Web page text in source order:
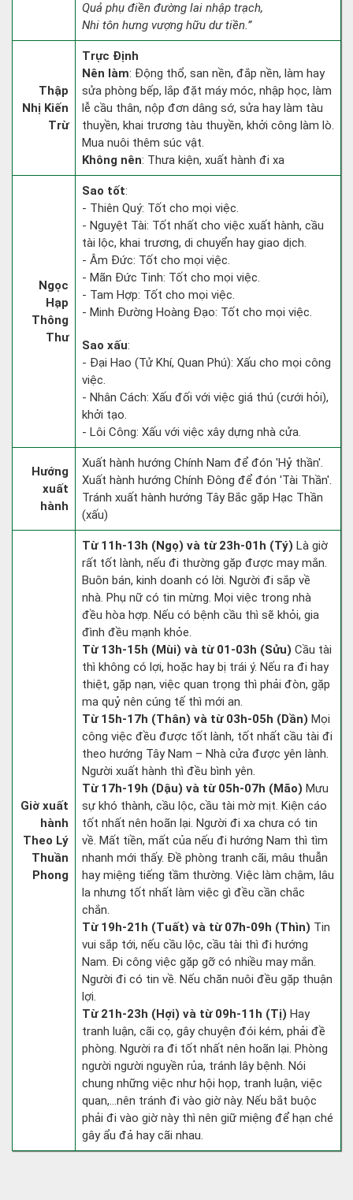
Quả phụ điền đường lai nhập trạch,
Nhi tôn hưng vượng hữu dư tiền.”
Thập
Nhị Kiến
Trừ
Trực Định
Nên làm: Động thổ, san nền, đắp nền, làm hay
sửa phòng bếp, lắp đặt máy móc, nhập học, làm
lễ cầu thân, nộp đơn dâng sớ, sửa hay làm tàu
thuyền, khai trương tàu thuyền, khởi công làm lò.
Mua nuôi thêm súc vật.
Không nên: Thưa kiện, xuất hành đi xa
Ngọc
Hạp
Thông
Thư
Sao tốt:
- Thiên Quý: Tốt cho mọi việc.
- Nguyệt Tài: Tốt nhất cho việc xuất hành, cầu
tài lộc, khai trương, di chuyển hay giao dịch.
- Âm Đức: Tốt cho mọi việc.
- Mãn Đức Tinh: Tốt cho mọi việc.
- Tam Hợp: Tốt cho mọi việc.
- Minh Đường Hoàng Đạo: Tốt cho mọi việc.
Sao xấu:
- Đại Hao (Tử Khí, Quan Phú): Xấu cho mọi công
việc.
- Nhân Cách: Xấu đối với việc giá thú (cưới hỏi),
khởi tạo.
- Lôi Công: Xấu với việc xây dựng nhà cửa.
Hướng
xuất
hành
Xuất hành hướng Chính Nam để đón 'Hỷ thần'.
Xuất hành hướng Chính Đông để đón 'Tài Thần'.
Tránh xuất hành hướng Tây Bắc gặp Hạc Thần
(xấu)
Giờ xuất
hành
Theo Lý
Thuần
Phong
Từ 11h-13h (Ngọ) và từ 23h-01h (Tý) Là giờ
rất tốt lành, nếu đi thường gặp được may mắn.
Buôn bán, kinh doanh có lời. Người đi sắp về
nhà. Phụ nữ có tin mừng. Mọi việc trong nhà
đều hòa hợp. Nếu có bệnh cầu thì sẽ khỏi, gia
đình đều mạnh khỏe.
Từ 13h-15h (Mùi) và từ 01-03h (Sửu) Cầu tài
thì không có lợi, hoặc hay bị trái ý. Nếu ra đi hay
thiệt, gặp nạn, việc quan trọng thì phải đòn, gặp
ma quỷ nên cúng tế thì mới an.
Từ 15h-17h (Thân) và từ 03h-05h (Dần) Mọi
công việc đều được tốt lành, tốt nhất cầu tài đi
theo hướng Tây Nam – Nhà cửa được yên lành.
Người xuất hành thì đều bình yên.
Từ 17h-19h (Dậu) và từ 05h-07h (Mão) Mưu
sự khó thành, cầu lộc, cầu tài mờ mịt. Kiện cáo
tốt nhất nên hoãn lại. Người đi xa chưa có tin
về. Mất tiền, mất của nếu đi hướng Nam thì tìm
nhanh mới thấy. Đề phòng tranh cãi, mâu thuẫn
hay miệng tiếng tầm thường. Việc làm chậm, lâu
la nhưng tốt nhất làm việc gì đều cần chắc
chắn.
Từ 19h-21h (Tuất) và từ 07h-09h (Thìn) Tin
vui sắp tới, nếu cầu lộc, cầu tài thì đi hướng
Nam. Đi công việc gặp gỡ có nhiều may mắn.
Người đi có tin về. Nếu chăn nuôi đều gặp thuận
lợi.
Từ 21h-23h (Hợi) và từ 09h-11h (Tị) Hay
tranh luận, cãi cọ, gây chuyện đói kém, phải đề
phòng. Người ra đi tốt nhất nên hoãn lại. Phòng
người người nguyền rủa, tránh lây bệnh. Nói
chung những việc như hội họp, tranh luận, việc
quan,…nên tránh đi vào giờ này. Nếu bắt buộc
phải đi vào giờ này thì nên giữ miệng để hạn ché
gây ẩu đả hay cãi nhau.